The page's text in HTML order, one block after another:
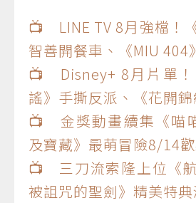
📺 LINE TV 8月強檔！
智善開餐車、《MIU 404
📺 Disney+ 8月片單
謠》手撕反派、《花開
📺 金獎動畫續集《喵
及寶藏》最萌冒險8/14
📺 三刀流索隆上位《
被詛咒的聖劍》精美特